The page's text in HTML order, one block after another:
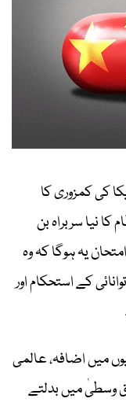
کی کمزوری کا
نیا سربراہ بن
یہ ہوگا کہ وہ
کے استحکام اور
میں اضافہ، عالمی
وسطیٰ میں بدلتے